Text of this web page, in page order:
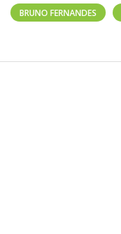
BRUNO FERNANDES